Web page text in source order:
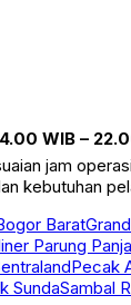
WIB –
jam
kebutuhan
Barat
Parung
Pecak
SundaSambal